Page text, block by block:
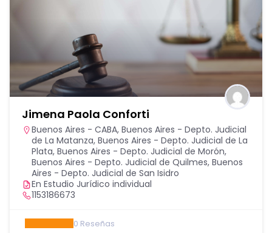
Jimena Paola Conforti
Buenos Aires - CABA, Buenos Aires - Depto. Judicial
de La Matanza, Buenos Aires - Depto. Judicial de La
Plata, Buenos Aires - Depto. Judicial de Morón,
Buenos Aires - Depto. Judicial de Quilmes, Buenos
Aires - Depto. Judicial de San Isidro
En Estudio Jurídico individual
1153186673
0 Reseñas